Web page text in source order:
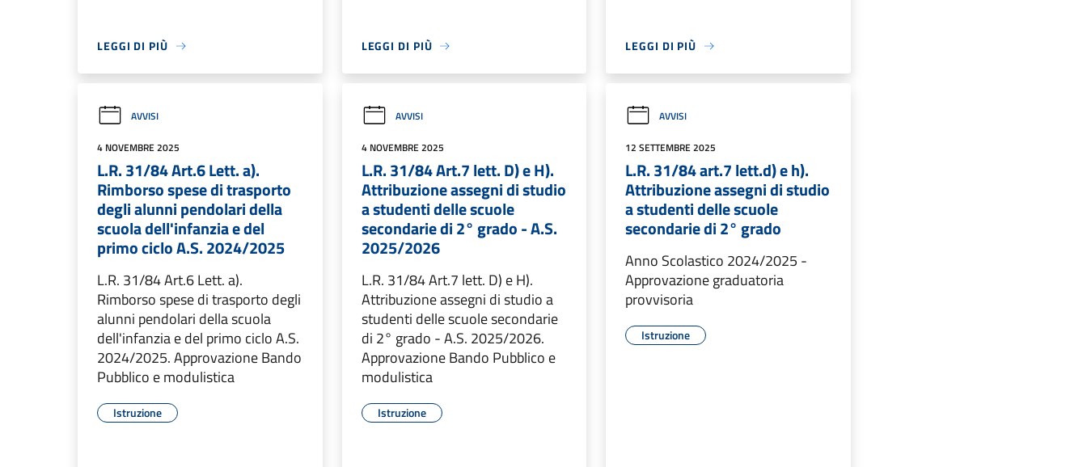
LEGGI DI PIÙ LEGGI DI PIÙ LEGGI DI PIÙ
AVVISI
4 NOVEMBRE 2025
L.R. 31/84 Art.6 Lett. a).
Rimborso spese di trasporto
degli alunni pendolari della
scuola dell'infanzia e del
primo ciclo A.S. 2024/2025
L.R. 31/84 Art.6 Lett. a).
Rimborso spese di trasporto degli
alunni pendolari della scuola
dell'infanzia e del primo ciclo A.S.
2024/2025. Approvazione Bando
Pubblico e modulistica
Istruzione
AVVISI
4 NOVEMBRE 2025
L.R. 31/84 Art.7 lett. D) e H).
Attribuzione assegni di studio
a studenti delle scuole
secondarie di 2° grado - A.S.
2025/2026
L.R. 31/84 Art.7 lett. D) e H).
Attribuzione assegni di studio a
studenti delle scuole secondarie
di 2° grado - A.S. 2025/2026.
Approvazione Bando Pubblico e
modulistica
Istruzione
AVVISI
12 SETTEMBRE 2025
L.R. 31/84 art.7 lett.d) e h).
Attribuzione assegni di studio
a studenti delle scuole
secondarie di 2° grado
Anno Scolastico 2024/2025 -
Approvazione graduatoria
provvisoria
Istruzione